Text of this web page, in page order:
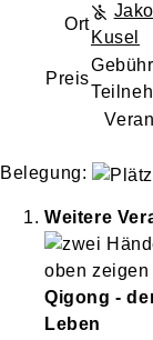
Ort
Kusel
Preis
Belegung:
Weitere
Qigong -
Leben